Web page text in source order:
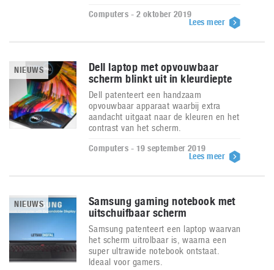
Computers - 2 oktober 2019
Lees meer
NIEUWS
Dell laptop met opvouwbaar
scherm blinkt uit in kleurdiepte
Dell patenteert een handzaam
opvouwbaar apparaat waarbij extra
aandacht uitgaat naar de kleuren en het
contrast van het scherm.
Computers - 19 september 2019
Lees meer
NIEUWS
Samsung gaming notebook met
uitschuifbaar scherm
Samsung patenteert een laptop waarvan
het scherm uitrolbaar is, waarna een
super ultrawide notebook ontstaat.
Ideaal voor gamers.